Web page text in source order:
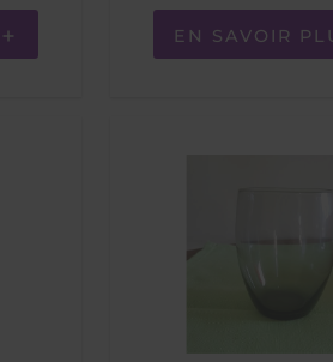
EN SAVOIR